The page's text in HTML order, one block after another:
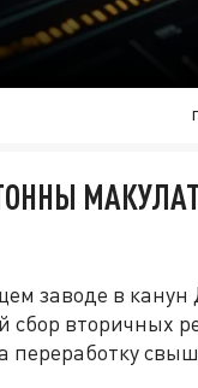
заводе в
вторичных